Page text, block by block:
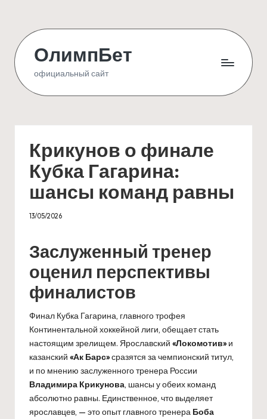
content
ОлимпБет
официальный сайт
Крикунов о финале
Кубка Гагарина:
шансы команд равны
13/05/2026
Заслуженный тренер
оценил перспективы
финалистов
Финал Кубка Гагарина, главного трофея
Континентальной хоккейной лиги, обещает стать
настоящим зрелищем. Ярославский «Локомотив»и
казанский «Ак Барс»сразятся за чемпионский титул,
и по мнению заслуженного тренера России
Владимира Крикунова, шансы у обеих команд
абсолютно равны. Единственное, что выделяет
ярославцев, — это опыт главного тренера Боба